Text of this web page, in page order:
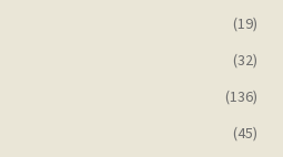
(19)
(32)
(136)
(45)